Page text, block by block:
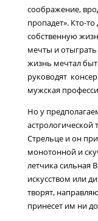
соображение,
пропадет». Кто-
собственную
мечты и
жизнь мечтал
руководят
мужская
Но у
астрологической
Стрельце и он
монотонной и
летчика сильная
искусством или
творят,
принесет им ни